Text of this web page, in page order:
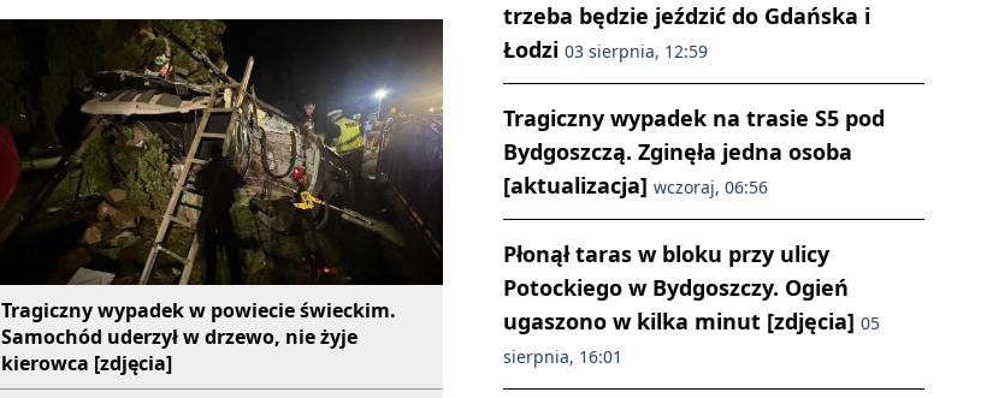
Tragiczny wypadek w powiecie świeckim.
Samochód uderzył w drzewo, nie żyje
kierowca [zdjęcia]
trzeba będzie jeździć do Gdańska i
Łodzi 03 sierpnia, 12:59
Tragiczny wypadek na trasie S5 pod
Bydgoszczą. Zginęła jedna osoba
[aktualizacja] wczoraj, 06:56
Płonął taras w bloku przy ulicy
Potockiego w Bydgoszczy. Ogień
ugaszono w kilka minut [zdjęcia] 05
sierpnia, 16:01